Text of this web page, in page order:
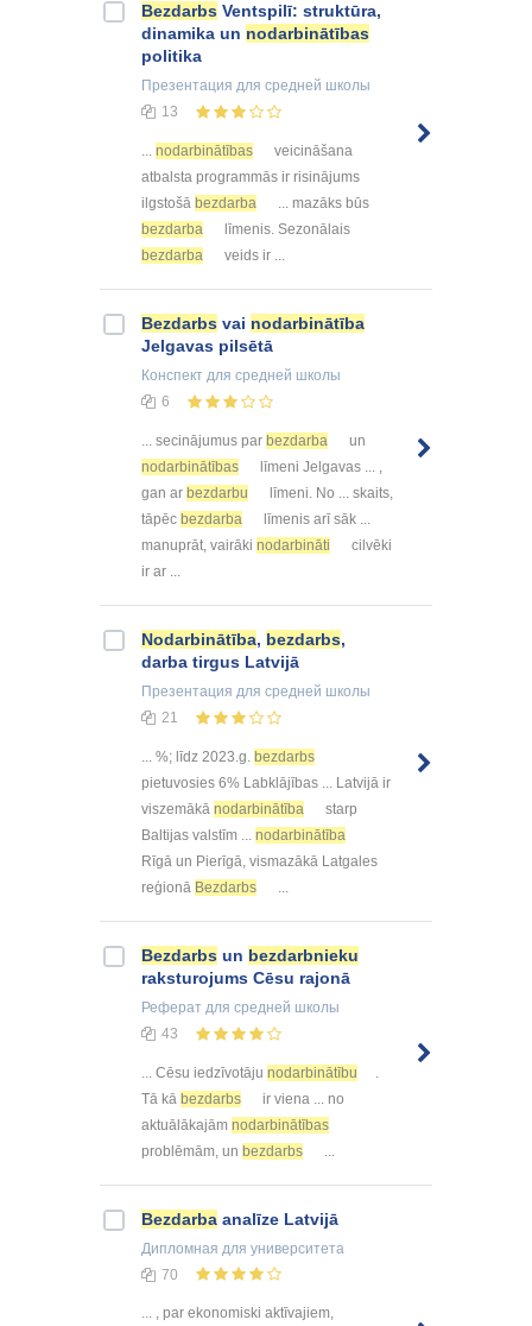
Bezdarbs Ventspilī: struktūra,
dinamika un nodarbinātības
politika
Презентация для средней школы
13
... nodarbinātības
veicināšana
atbalsta programmās ir risinājums
ilgstošā bezdarba
... mazāks būs
bezdarba
līmenis. Sezonālais
bezdarba
veids ir ...
Bezdarbs vai nodarbinātība
Jelgavas pilsētā
Конспект для средней школы
6
... secinājumus par bezdarba
un
nodarbinātības
līmeni Jelgavas ... ,
gan ar bezdarbu
līmeni. No ... skaits,
tāpēc bezdarba
līmenis arī sāk ...
manuprāt, vairāki nodarbināti
cilvēki
ir ar ...
Nodarbinātība, bezdarbs,
darba tirgus Latvijā
Презентация для средней школы
21
... %; līdz 2023.g. bezdarbs
pietuvosies 6% Labklājības ... Latvijā ir
viszemākā nodarbinātība
starp
Baltijas valstīm ... nodarbinātība
Rīgā un Pierīgā, vismazākā Latgales
reģionā Bezdarbs
Bezdarbs un bezdarbnieku
raksturojums Cēsu rajonā
Реферат для средней школы
43
... Cēsu iedzīvotāju nodarbinātību
Tā kā bezdarbs
ir viena ... no
aktuālākajām nodarbinātības
problēmām, un bezdarbs
Bezdarba analīze Latvijā
Дипломная для университета
70
... , par ekonomiski aktīvajiem,